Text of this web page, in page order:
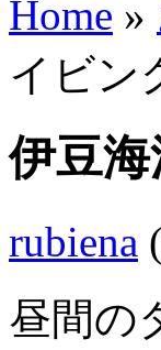
Home »
イビン
伊豆
rubiena (
昼間の